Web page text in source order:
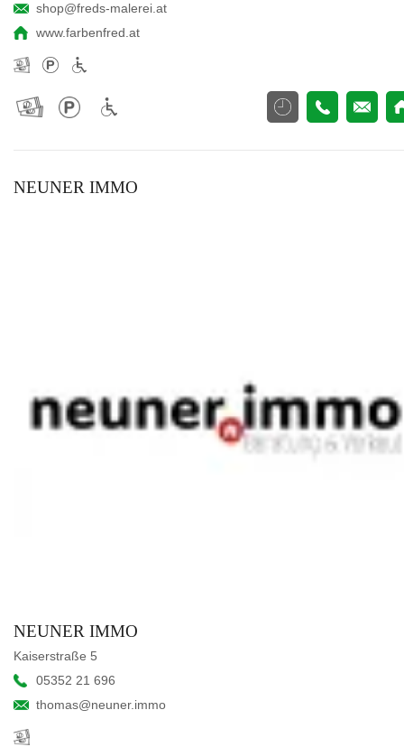
shop@freds-malerei.at
www.farbenfred.at
NEUNER IMMO
NEUNER IMMO
Kaiserstraße 5
05352 21 696
thomas@neuner.immo